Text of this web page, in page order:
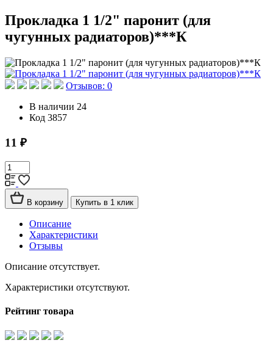
Прокладка 1 1/2" паронит (для
чугунных радиаторов)***К
Отзывов: 0
В наличии 24
Код 3857
11 ₽
В корзину Купить в 1 клик
Описание
Характеристики
Отзывы
Описание отсутствует.
Характеристики отсутствуют.
Рейтинг товара